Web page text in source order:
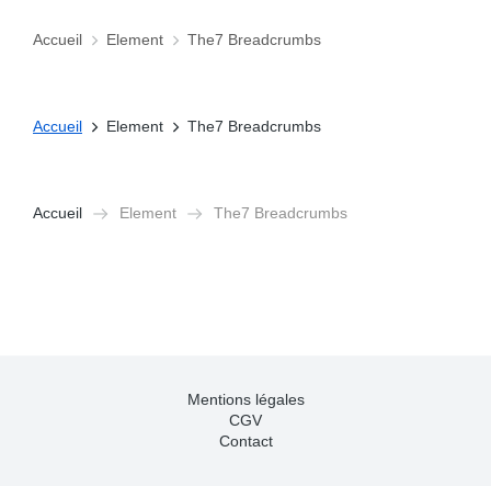
Vous êtes ici :
Accueil Element The7 Breadcrumbs
Vous êtes ici :
Accueil Element The7 Breadcrumbs
Vous êtes ici :
Accueil Element The7 Breadcrumbs
Mentions légales
CGV
Contact